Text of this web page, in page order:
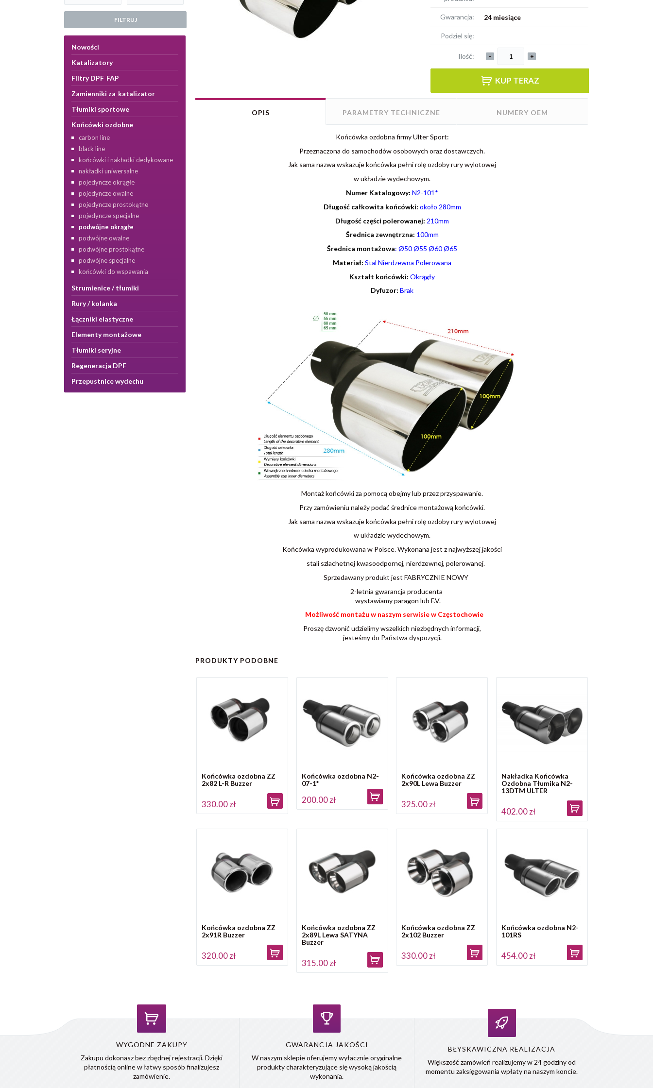
FILTRUJ
Nowości
Katalizatory
Filtry DPF FAP
Zamienniki za katalizator
Tłumiki sportowe
Końcówki ozdobne
carbon line
black line
końcówki i nakładki dedykowane
nakładki uniwersalne
pojedyncze okrągłe
pojedyncze owalne
pojedyncze prostokątne
pojedyncze specjalne
podwójne okrągłe
podwójne owalne
podwójne prostokątne
podwójne specjalne
końcówki do wspawania
Strumienice / tłumiki
Rury / kolanka
Łączniki elastyczne
Elementy montażowe
Tłumiki seryjne
Regeneracja DPF
Przepustnice wydechu
Gwarancja: 24 miesiące
Podziel się:
Ilość: - +
KUP TERAZ
OPIS PARAMETRY TECHNICZNE NUMERY OEM
Końcówka ozdobna firmy Ulter Sport:
Przeznaczona do samochodów osobowych oraz dostawczych.
Jak sama nazwa wskazuje końcówka pełni rolę ozdoby rury wylotowej
w układzie wydechowym.
Numer Katalogowy: N2-101*
Długość całkowita końcówki: około 280mm
Długość części polerowanej: 210mm
Średnica zewnętrzna: 100mm
Średnica montażowa: Ø50 Ø55 Ø60 Ø65
Materiał: Stal Nierdzewna Polerowana
Kształt końcówki: Okrągły
Dyfuzor: Brak
Montaż końcówki za pomocą obejmy lub przez przyspawanie.
Przy zamówieniu należy podać średnice montażową końcówki.
Jak sama nazwa wskazuje końcówka pełni rolę ozdoby rury wylotowej
w układzie wydechowym.
Końcówka wyprodukowana w Polsce. Wykonana jest z najwyższej jakości
stali szlachetnej kwasoodpornej, nierdzewnej, polerowanej.
Sprzedawany produkt jest FABRYCZNIE NOWY
2-letnia gwarancja producenta
wystawiamy paragon lub F.V.
Możliwość montażu w naszym serwisie w Częstochowie
Proszę dzwonić udzielimy wszelkich niezbędnych informacji,
jesteśmy do Państwa dyspozycji.
PRODUKTY PODOBNE
Końcówka ozdobna ZZ
2x82 L-R Buzzer
330.00 zł
Końcówka ozdobna N2-
07-1*
200.00 zł
Końcówka ozdobna ZZ
2x90L Lewa Buzzer
325.00 zł
Nakładka Końcówka
Ozdobna Tłumika N2-
13DTM ULTER
402.00 zł
Końcówka ozdobna ZZ
2x91R Buzzer
320.00 zł
Końcówka ozdobna ZZ
2x89L Lewa SATYNA
Buzzer
315.00 zł
Końcówka ozdobna ZZ
2x102 Buzzer
330.00 zł
Końcówka ozdobna N2-
101RS
454.00 zł
WYGODNE ZAKUPY
Zakupu dokonasz bez zbędnej rejestracji. Dzięki
płatnością online w łatwy sposób finalizujesz
zamówienie.
GWARANCJA JAKOŚCI
W naszym sklepie oferujemy wyłacznie oryginalne
produkty charakteryzujące się wysoką jakością
wykonania.
BŁYSKAWICZNA REALIZACJA
Większość zamówień realizujemy w 24 godziny od
momentu zaksięgowania wpłaty na naszym koncie.